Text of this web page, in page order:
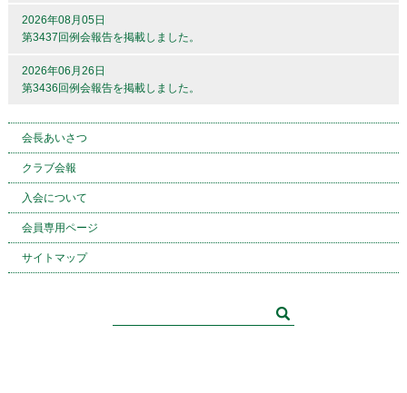
2026年08月05日
第3437回例会報告を掲載しました。
2026年06月26日
第3436回例会報告を掲載しました。
会長あいさつ
クラブ会報
入会について
会員専用ページ
サイトマップ